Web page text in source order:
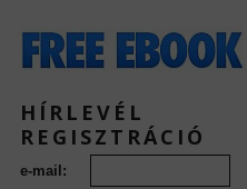
HÍRLEVÉL
REGISZTRÁCIÓ
e-mail: